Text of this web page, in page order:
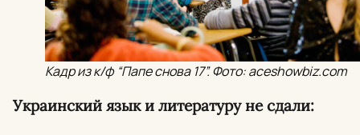
Кадр из к/ф “Папе снова 17”. Фото: aceshowbiz.com
Украинский язык и литературу не сдали: